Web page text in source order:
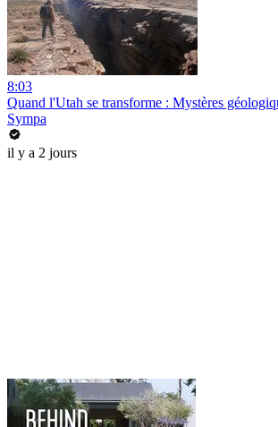
8:03
Quand l'Utah se transforme : Mystères
Sympa
il y a 2 jours